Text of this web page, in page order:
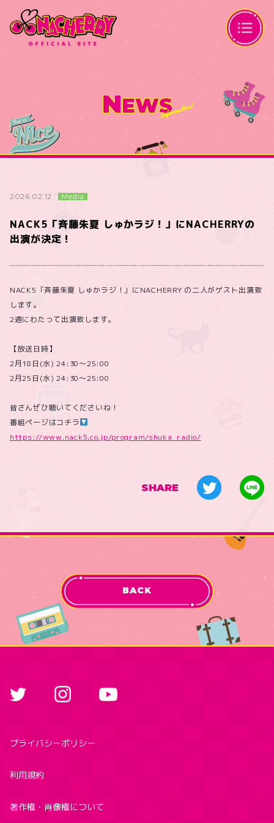
NEWS
2026.02.12 Media
NACK5「斉藤朱夏 しゅかラジ！」にNACHERRYの
出演が決定！
NACK5「斉藤朱夏 しゅかラジ！」にNACHERRY の二人がゲスト出演致
します。
2週にわたって出演致します。
【放送日時】
2月18日(水) 24:30～25:00
2月25日(水) 24:30～25:00
皆さんぜひ聴いてくださいね！
番組ページはコチラ
https://www.nack5.co.jp/program/shuka_radio/
SHARE
BACK
プライバシーポリシー
利用規約
著作権・肖像権について